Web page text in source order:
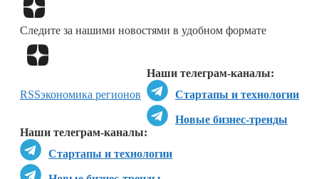
Следите за нашими новостями в удобном формате
Наши телеграм-каналы:
Стартапы и технологии
Новые бизнес-тренды
Наши телеграм-каналы:
Стартапы и технологии
RSSэкономика регионов